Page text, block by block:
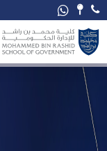
تخطي إلى المحتوى الرئيسي
فتح قائمة الوصول